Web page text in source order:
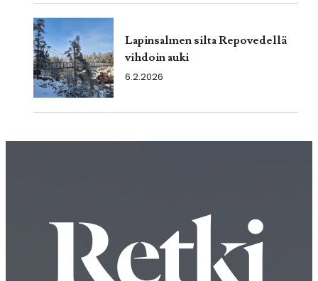
Lapinsalmen silta Repovedellä
vihdoin auki
6.2.2026